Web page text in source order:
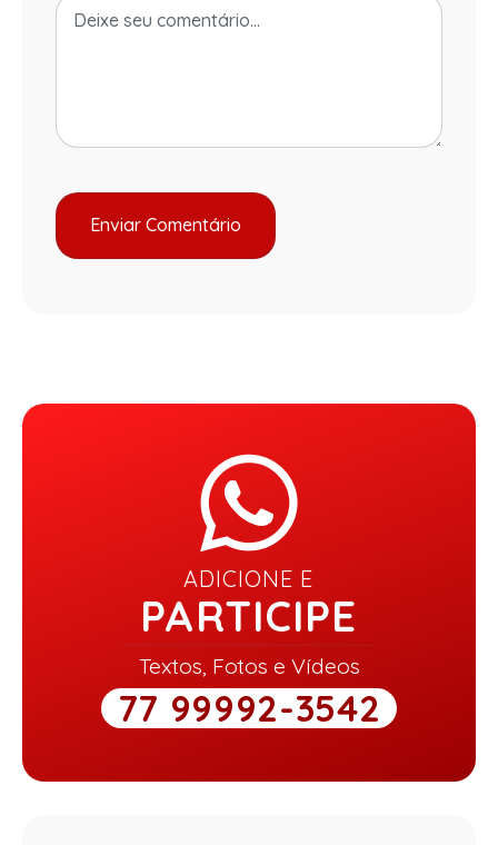
ADICIONE E
PARTICIPE
Textos, Fotos e Vídeos
77 99992-3542